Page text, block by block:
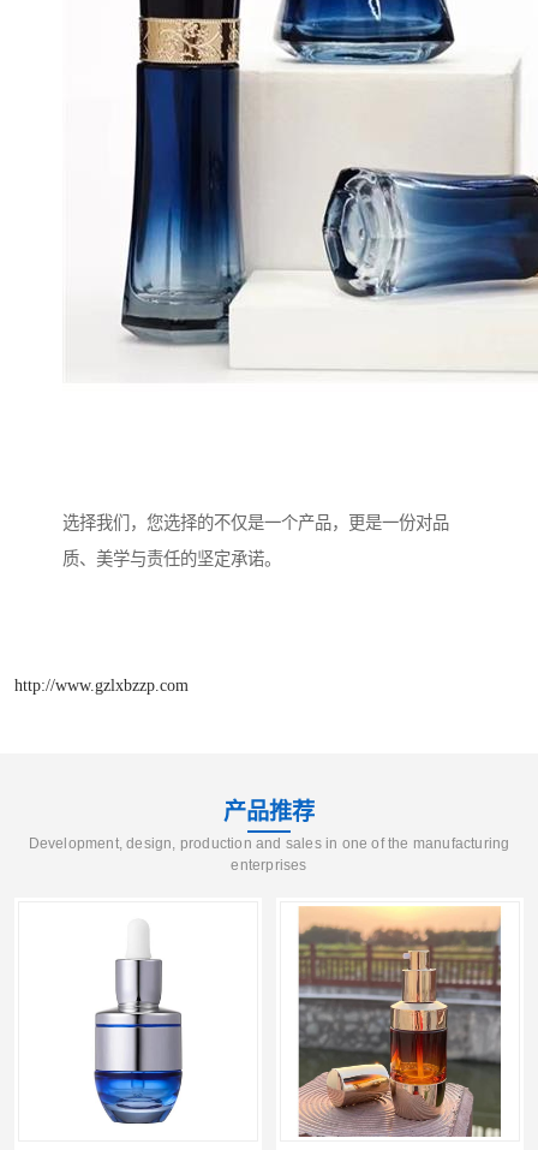
选择我们，您选择的不仅是一个产品，更是一份对品
质、美学与责任的坚定承诺。
http://www.gzlxbzzp.com
产品推荐
Development, design, production and sales in one of the manufacturing
enterprises